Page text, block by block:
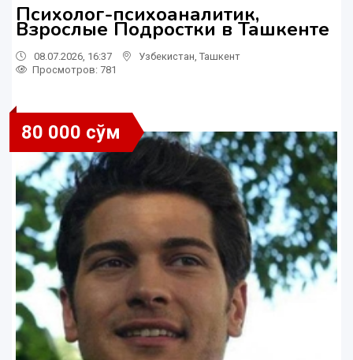
Психолог-психоаналитик,
Взрослые Подростки в Ташкенте
08.07.2026, 16:37 Узбекистан Ташкент
Просмотров: 781
80 000 сўм